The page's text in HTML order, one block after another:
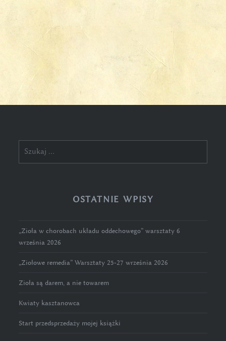
OSTATNIE WPISY
„Zioła w chorobach układu oddechowego” warsztaty 6
września 2026
„Ziołowe remedia” Warsztaty 25-27 września 2026
Zioła są darem, a nie towarem
Kwiaty kasztanowca
Start przedsprzedaży mojej książki